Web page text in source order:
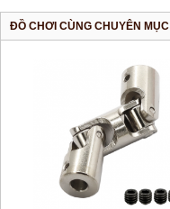
ĐỒ CHƠI CÙNG CHUYÊN MỤC